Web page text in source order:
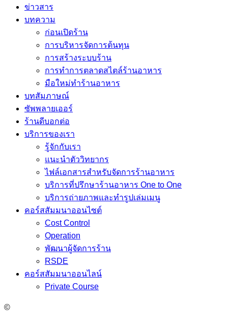
ข่าวสาร
บทความ
ก่อนเปิดร้าน
การบริหารจัดการต้นทุน
การสร้างระบบร้าน
การทำการตลาดสไตล์ร้านอาหาร
มือใหม่ทำร้านอาหาร
บทสัมภาษณ์
ซัพพลายเออร์
ร้านดีบอกต่อ
บริการของเรา
รู้จักกับเรา
แนะนำตัววิทยากร
ไฟล์เอกสารสำหรับจัดการร้านอาหาร
บริการที่ปรึกษาร้านอาหาร One to One
บริการถ่ายภาพและทำรูปเล่มเมนู
คอร์สสัมมนาออนไซต์
Cost Control
Operation
พัฒนาผู้จัดการร้าน
RSDE
คอร์สสัมมนาออนไลน์
Private Course
©